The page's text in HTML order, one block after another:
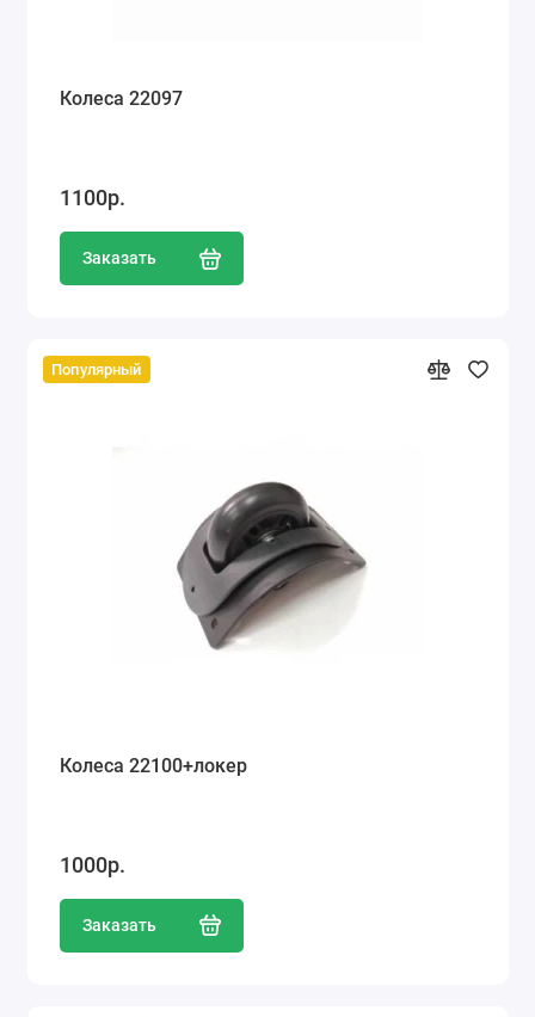
Колеса 22097
1100р.
Заказать
Популярный
Колеса 22100+локер
1000р.
Заказать